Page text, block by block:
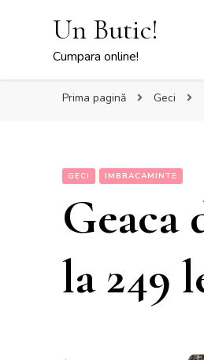
Un Butic!
Cumpara online!
Prima pagină Geci
GECI IMBRACAMINTE
Geaca
la 249